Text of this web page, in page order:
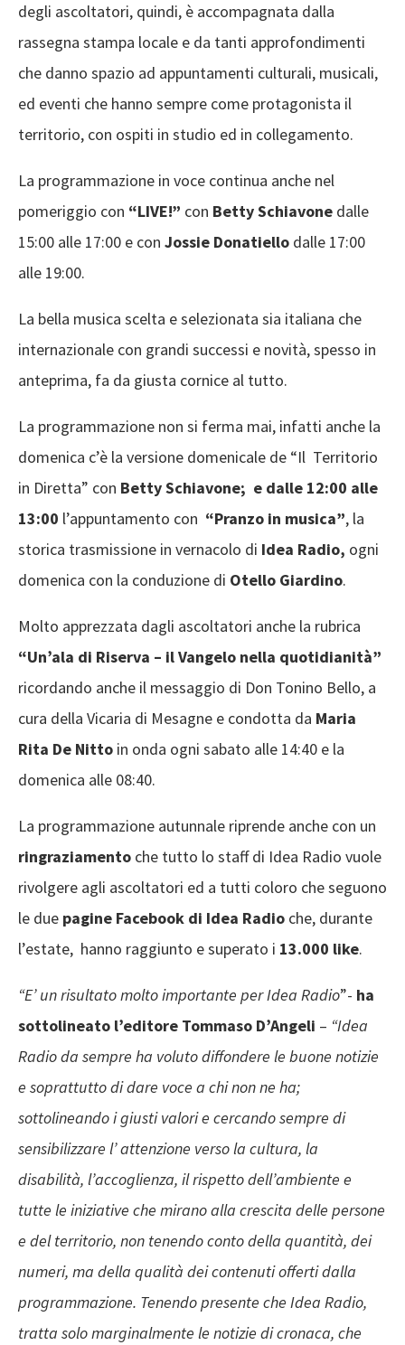
degli ascoltatori, quindi, è accompagnata dalla
rassegna stampa locale e da tanti approfondimenti
che danno spazio ad appuntamenti culturali, musicali,
ed eventi che hanno sempre come protagonista il
territorio, con ospiti in studio ed in collegamento.
La programmazione in voce continua anche nel
pomeriggio con “LIVE!” con Betty Schiavone dalle
15:00 alle 17:00 e con Jossie Donatiello dalle 17:00
alle 19:00.
La bella musica scelta e selezionata sia italiana che
internazionale con grandi successi e novità, spesso in
anteprima, fa da giusta cornice al tutto.
La programmazione non si ferma mai, infatti anche la
domenica c’è la versione domenicale de “Il Territorio
in Diretta” con Betty Schiavone; e dalle 12:00 alle
13:00 l’appuntamento con “Pranzo in musica”, la
storica trasmissione in vernacolo di Idea Radio, ogni
domenica con la conduzione di Otello Giardino.
Molto apprezzata dagli ascoltatori anche la rubrica
“Un’ala di Riserva – il Vangelo nella quotidianità”
ricordando anche il messaggio di Don Tonino Bello, a
cura della Vicaria di Mesagne e condotta da Maria
Rita De Nitto in onda ogni sabato alle 14:40 e la
domenica alle 08:40.
La programmazione autunnale riprende anche con un
ringraziamento che tutto lo staff di Idea Radio vuole
rivolgere agli ascoltatori ed a tutti coloro che seguono
le due pagine Facebook di Idea Radio che, durante
l’estate, hanno raggiunto e superato i 13.000 like.
“E’ un risultato molto importante per Idea Radio”- ha
sottolineato l’editore Tommaso D’Angeli – “Idea
Radio da sempre ha voluto diffondere le buone notizie
e soprattutto di dare voce a chi non ne ha;
sottolineando i giusti valori e cercando sempre di
sensibilizzare l’ attenzione verso la cultura, la
disabilità, l’accoglienza, il rispetto dell’ambiente e
tutte le iniziative che mirano alla crescita delle persone
e del territorio, non tenendo conto della quantità, dei
numeri, ma della qualità dei contenuti offerti dalla
programmazione. Tenendo presente che Idea Radio,
tratta solo marginalmente le notizie di cronaca, che